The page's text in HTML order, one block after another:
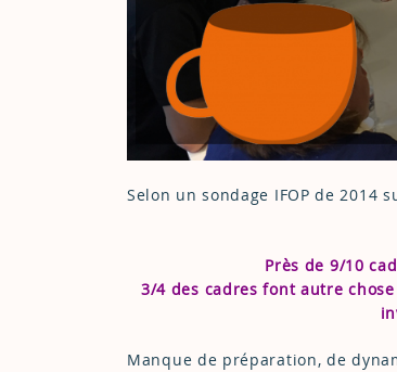
Selon un sondage IFOP de 2014
Près de 9/10
3/4 des cadres font autre
Manque de préparation, de